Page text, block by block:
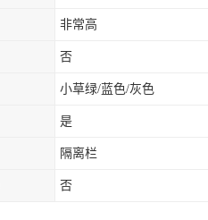
非常高
否
小草绿/蓝色/灰色
是
隔离栏
否